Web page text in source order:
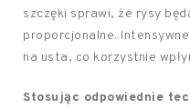
szczęki sprawi, że rysy
proporcjonalne.
na usta, co korzystnie
Stosując odpowiednie